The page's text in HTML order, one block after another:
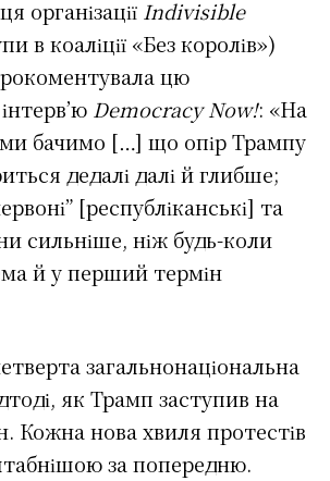
організації Indivisible
в коаліції «Без королів»)
цю
Democracy Now!: «На
бачимо […] що опір Трампу
дедалі далі й глибше;
[республіканські] та
сильніше, ніж будь-коли
й у перший термін
загальнонаціональна
як Трамп заступив на
Кожна нова хвиля протестів
за попередню.